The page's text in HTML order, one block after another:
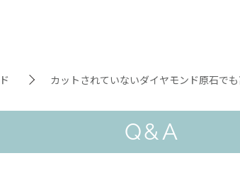
カットされていないダイヤモンド原石で
Q&A